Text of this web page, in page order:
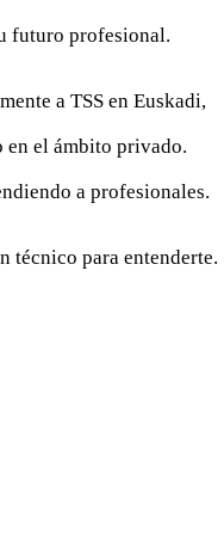
futuro profesional.
a TSS en Euskadi,
en el ámbito privado.
a profesionales.
técnico para entenderte.